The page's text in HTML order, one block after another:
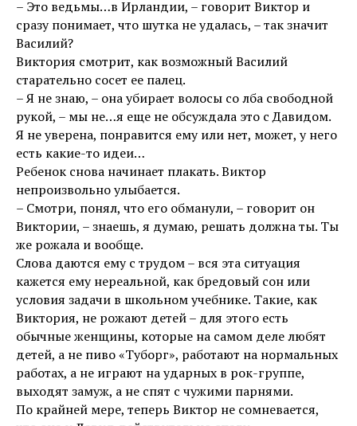
– Это ведьмы…в Ирландии, – говорит Виктор и
сразу понимает, что шутка не удалась, – так значит
Василий?
Виктория смотрит, как возможный Василий
старательно сосет ее палец.
– Я не знаю, – она убирает волосы со лба свободной
рукой, – мы не…я еще не обсуждала это с Давидом.
Я не уверена, понравится ему или нет, может, у него
есть какие-то идеи…
Ребенок снова начинает плакать. Виктор
непроизвольно улыбается.
– Смотри, понял, что его обманули, – говорит он
Виктории, – знаешь, я думаю, решать должна ты. Ты
же рожала и вообще.
Слова даются ему с трудом – вся эта ситуация
кажется ему нереальной, как бредовый сон или
условия задачи в школьном учебнике. Такие, как
Виктория, не рожают детей – для этого есть
обычные женщины, которые на самом деле любят
детей, а не пиво «Туборг», работают на нормальных
работах, а не играют на ударных в рок-группе,
выходят замуж, а не спят с чужими парнями.
По крайней мере, теперь Виктор не сомневается,